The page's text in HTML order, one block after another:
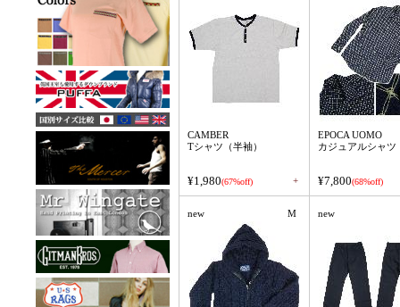
CAMBER
Tシャツ（半袖）
¥1,980(67%off) +
EPOCA UOMO
カジュアルシャツ
¥7,800(68%off)
new M new